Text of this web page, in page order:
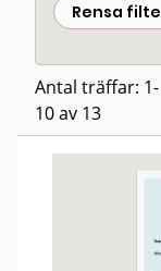
Rensa
Antal träffar: 1-
10 av 13